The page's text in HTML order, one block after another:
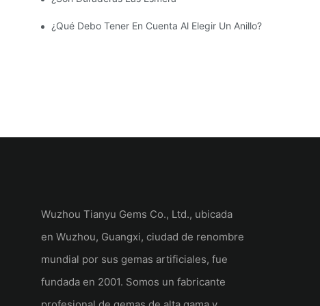
¿Qué Debo Tener En Cuenta Al Elegir Un Anillo?
Wuzhou Tianyu Gems Co., Ltd., ubicada
en Wuzhou, Guangxi, ciudad de renombre
mundial por sus gemas artificiales, fue
fundada en 2001. Somos un fabricante